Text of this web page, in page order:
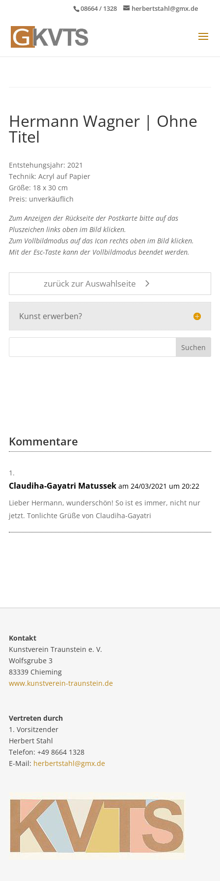
08664 / 1328 herbertstahl@gmx.de
Hermann Wagner | Ohne
Titel
Entstehungsjahr: 2021
Technik: Acryl auf Papier
Größe: 18 x 30 cm
Preis: unverkäuflich
Zum Anzeigen der Rückseite der Postkarte bitte auf das
Pluszeichen links oben im Bild klicken.
Zum Vollbildmodus auf das Icon rechts oben im Bild klicken.
Mit der Esc-Taste kann der Vollbildmodus beendet werden.
zurück zur Auswahlseite
Kunst erwerben?
Kommentare
Claudiha-Gayatri Matussek am 24/03/2021 um 20:22
Lieber Hermann, wunderschön! So ist es immer, nicht nur
jetzt. Tonlichte Grüße von Claudiha-Gayatri
Kontakt
Kunstverein Traunstein e. V.
Wolfsgrube 3
83339 Chieming
www.kunstverein-traunstein.de
Vertreten durch
1. Vorsitzender
Herbert Stahl
Telefon: +49 8664 1328
E-Mail: herbertstahl@gmx.de